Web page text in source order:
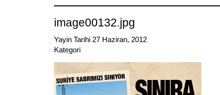
image00132.jpg
Yayin Tarihi 27 Haziran, 2012
Kategori